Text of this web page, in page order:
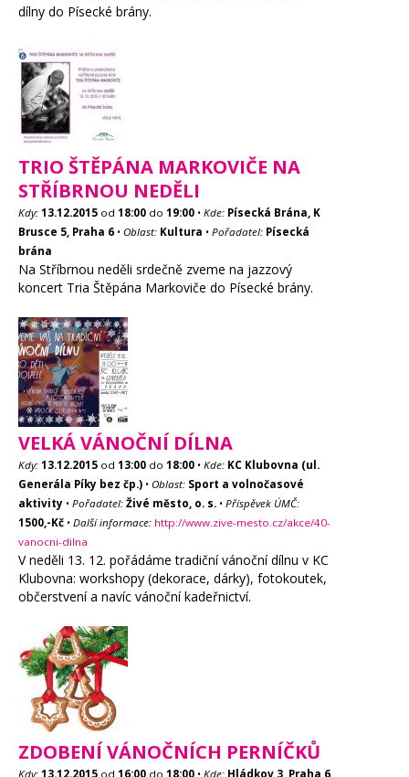
dílny do Písecké brány.
TRIO ŠTĚPÁNA MARKOVIČE NA
STŘÍBRNOU NEDĚLI
Kdy: 13.12.2015 od 18:00 do 19:00 • Kde: Písecká Brána, K
Brusce 5, Praha 6 • Oblast: Kultura • Pořadatel: Písecká
brána
Na Stříbrnou neděli srdečně zveme na jazzový
koncert Tria Štěpána Markoviče do Písecké brány.
VELKÁ VÁNOČNÍ DÍLNA
Kdy: 13.12.2015 od 13:00 do 18:00 • Kde: KC Klubovna (ul.
Generála Píky bez čp.) • Oblast: Sport a volnočasové
aktivity • Pořadatel: Živé město, o. s. • Příspěvek ÚMČ:
1500,-Kč • Další informace: http://www.zive-mesto.cz/akce/40-
vanocni-dilna
V neděli 13. 12. pořádáme tradiční vánoční dílnu v KC
Klubovna: workshopy (dekorace, dárky), fotokoutek,
občerstvení a navíc vánoční kadeřnictví.
ZDOBENÍ VÁNOČNÍCH PERNÍČKŮ
Kdy: 13.12.2015 od 16:00 do 18:00 • Kde: Hládkov 3, Praha 6